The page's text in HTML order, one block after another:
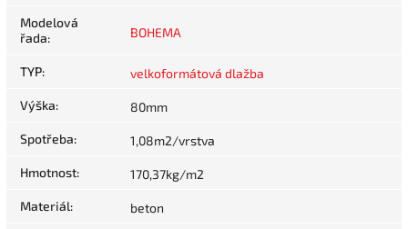
Modelová
řada: BOHEMA
TYP: velkoformátová dlažba
Výška: 80mm
Spotřeba: 1,08m2/vrstva
Hmotnost: 170,37kg/m2
Materiál: beton